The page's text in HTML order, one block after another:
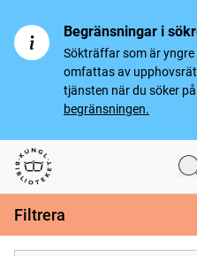
Begränsningar i
Sökträffar som är yngre
omfattas av
tjänsten när du söker
begränsningen.
Svenska tidningar
Filtrera